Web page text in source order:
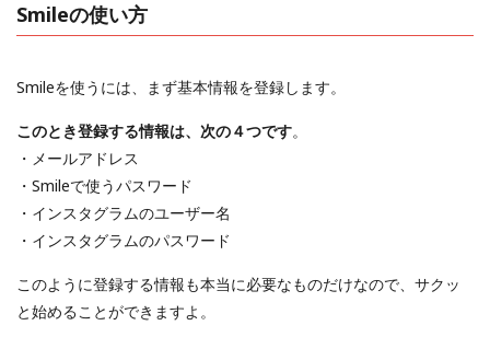
Smileの使い方
Smileを使うには、まず基本情報を登録します。
このとき登録する情報は、次の４つです。
・メールアドレス
・Smileで使うパスワード
・インスタグラムのユーザー名
・インスタグラムのパスワード
このように登録する情報も本当に必要なものだけなので、サクッ
と始めることができますよ。